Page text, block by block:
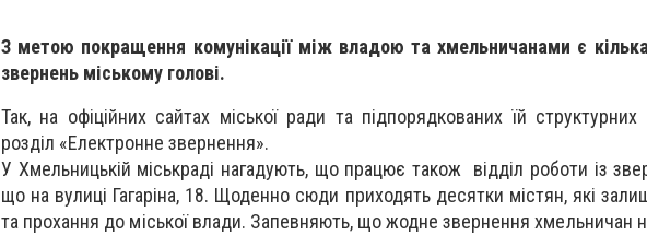
З метою покращення комунікації між владою та хмельничанами є
звернень міському голові.
Так, на офіційних сайтах міської ради та підпорядкованих їй структурних
розділ «Електронне звернення».
У Хмельницькій міськраді нагадують, що працює також відділ роботи із
що на вулиці Гагаріна, 18. Щоденно сюди приходять десятки містян, які
та прохання до міської влади. Запевняють, що жодне звернення хмельничан